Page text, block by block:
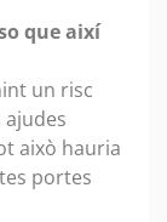
que així
un risc
això hauria
portes